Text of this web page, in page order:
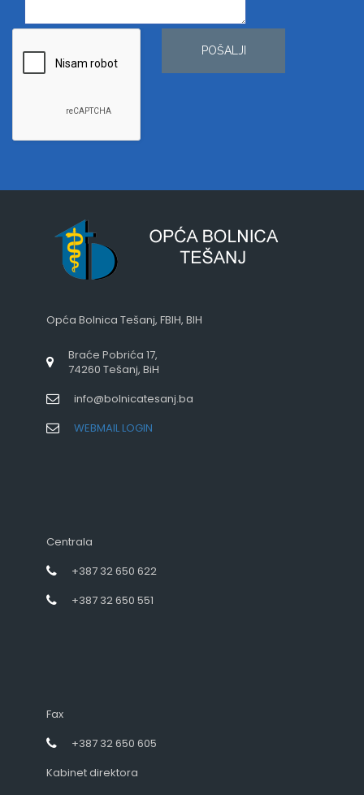
POŠALJI
Opća Bolnica Tešanj, FBIH, BIH
Braće Pobrića 17,
74260 Tešanj, BiH
info@bolnicatesanj.ba
WEBMAIL LOGIN
Centrala
+387 32 650 622
+387 32 650 551
Fax
+387 32 650 605
Kabinet direktora